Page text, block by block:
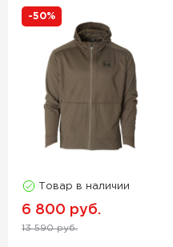
-50%
Товар в наличии
6 800 руб.
13 590 руб.